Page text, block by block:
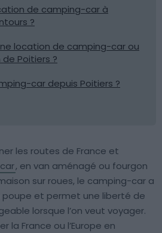
de camping-car à
?
location de camping-car ou
Poitiers ?
car depuis Poitiers ?
les routes de France et
, en van aménagé ou fourgon
sur roues, le camping-car a
poupe et permet une liberté de
lorsque l’on veut voyager.
la France ou l’Europe en